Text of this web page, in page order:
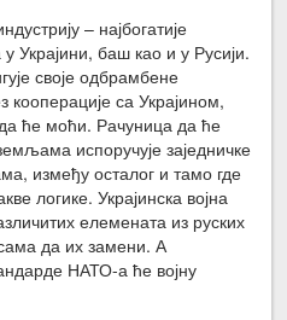
– најбогатије
Украјини, баш као и у Русији.
своје одбрамбене
са Украјином,
ће моћи. Рачуница да ће
испоручује заједничке
између осталог и тамо где
логике. Украјинска војна
елемената из руских
да их замени. А
НАТО-а ће војну